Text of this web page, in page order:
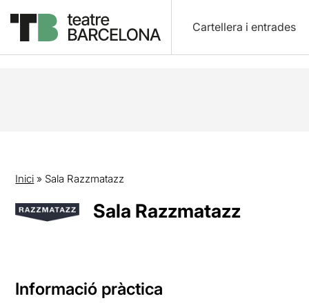
Cartellera i entrades
Inici » Sala Razzmatazz
Sala Razzmatazz
Informació pràctica